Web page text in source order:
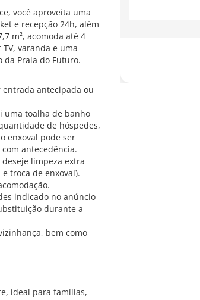
você aproveita uma
e recepção 24h, além
m², acomoda até 4
varanda e uma
Praia do Futuro.
entrada antecipada ou
uma toalha de banho
de hóspedes,
enxoval pode ser
antecedência.
limpeza extra
troca de enxoval).
indicado no anúncio
durante a
bem como
ideal para famílias,